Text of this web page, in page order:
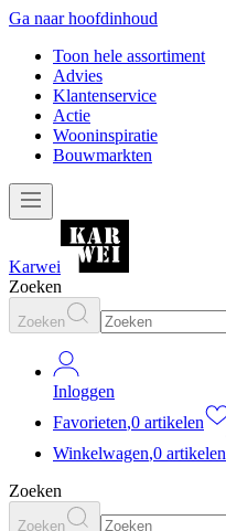
Ga naar hoofdinhoud
Toon hele assortiment
Advies
Klantenservice
Actie
Wooninspiratie
Bouwmarkten
Karwei
Zoeken
Zoeken
Inloggen
Favorieten,0 artikelen
Winkelwagen,0 artikelen
Zoeken
Zoeken